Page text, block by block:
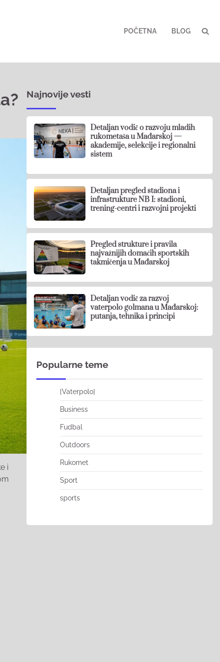
POČETNA BLOG
i
Najnovije vesti
Detaljan vodič o razvoju mladih
rukometaša u Mađarskoj —
akademije, selekcije i regionalni
sistem
Detaljan pregled stadiona i
infrastrukture NB I: stadioni,
trening-centri i razvojni projekti
Pregled strukture i pravila
najvažnijih domaćih sportskih
takmičenja u Mađarskoj
Detaljan vodič za razvoj
vaterpolo golmana u Mađarskoj:
putanja, tehnika i principi
Popularne teme
[Vaterpolo]
Business
Fudbal
Outdoors
Rukomet
Sport
sports